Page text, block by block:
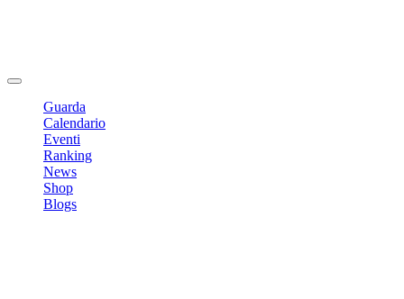
Guarda
Calendario
Eventi
Ranking
News
Shop
Blogs